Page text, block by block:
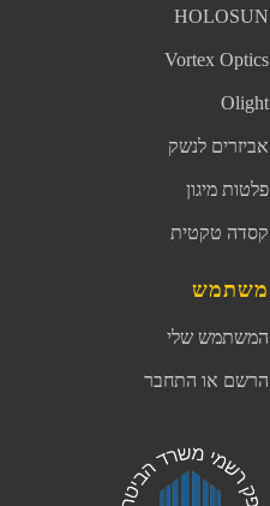
HOLOSUN
Vortex Optics
Olight
אביזרים לנשק
פלטות מיגון
קסדה טקטית
משתמש
המשתמש שלי
הרשם או התחבר